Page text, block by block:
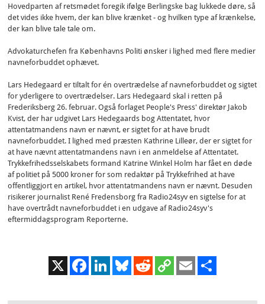
Hovedparten af retsmødet foregik ifølge Berlingske bag lukkede døre, så
det vides ikke hvem, der kan blive krænket - og hvilken type af krænkelse,
der kan blive tale tale om.
Advokaturchefen fra Københavns Politi ønsker i lighed med flere medier
navneforbuddet ophævet.
Lars Hedegaard er tiltalt for én overtrædelse af navneforbuddet og sigtet
for yderligere to overtrædelser. Lars Hedegaard skal i retten på
Frederiksberg 26. februar. Også forlaget People's Press' direktør Jakob
Kvist, der har udgivet Lars Hedegaards bog Attentatet, hvor
attentatmandens navn er nævnt, er sigtet for at have brudt
navneforbuddet. I lighed med præsten Kathrine Lilleør, der er sigtet for
at have nævnt attentatmandens navn i en anmeldelse af Attentatet.
Trykkefrihedsselskabets formand Katrine Winkel Holm har fået en døde
af politiet på 5000 kroner for som redaktør på Trykkefrihed at have
offentliggjort en artikel, hvor attentatmandens navn er nævnt. Desuden
risikerer journalist René Fredensborg fra Radio24syv en sigtelse for at
have overtrådt navneforbuddet i en udgave af Radio24syv's
eftermiddagsprogram Reporterne.
FacebookLinkedInBluesky Reddit
Copy
Link
Email